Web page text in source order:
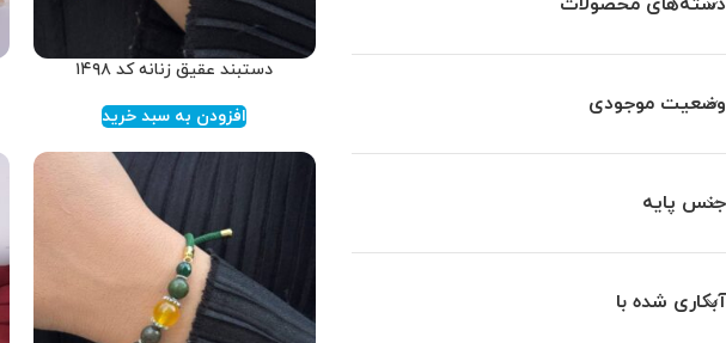
وضعیت موجودی
جنس پایه
آبکاری شده با
دستبند عقیق زنانه کد ۱۴۹۸
افزودن به سبد خرید